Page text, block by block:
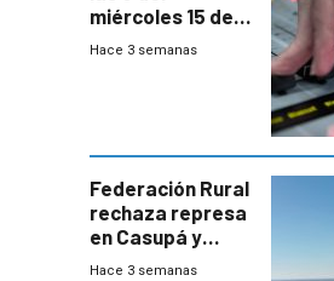
miércoles 15 de
julio de 2026
Hace 3 semanas
Federación Rural
rechaza represa
en Casupá y
firma demanda
Hace 3 semanas